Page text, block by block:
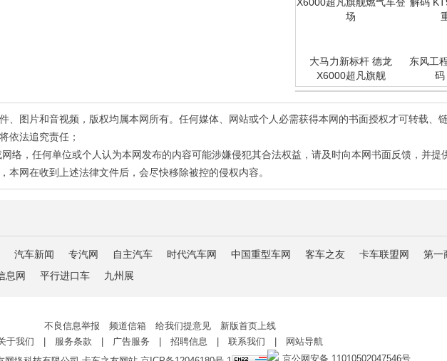
大马力新标杆 德龙
X6000超凡旗舰
东风工
码
、图片和音视频，版权均属本网所有。任何媒体、网站或个人必需获得本网的书面授权才可转载、
依法追究责任；
络，任何单位或个人认为本网发布的内容可能涉嫌侵犯其合法权益，请及时向本网书面反馈，并提
本网在收到上述法律文件后，会尽快移除被控的侵权内容。
汽车新闻 专汽网 自主汽车 时代汽车网 中国重型车网 客车之友 卡车联盟网
第一
息网
平行进口车 九州展
不良信息举报 频道信箱 给我们提意见 新版首页上线
于我们
服务条款 广告服务 招聘信息 联系我们
网站导航
京公网安备 11010502047546号